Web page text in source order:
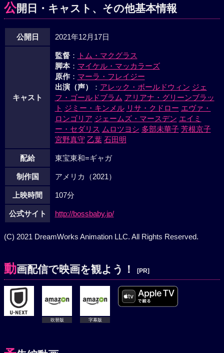
公開日・キャスト、その他基本情報
公開日 2021年12月17日
キャスト
監督：
トム・マクグラス
脚本： マイケル・マッカラーズ
原作： マーラ・フレイジー
出演（声）
： アレック・ボールドウィン ジェ
フ・ゴールドブラム アリアナ・グリーンブラッ
ト ジミー・キンメル リサ・クドロー エヴァ・
ロンゴリア ジェームズ・マースデン エイミ
ー・セダリス ムロツヨシ 多部未華子 芳根京子
宮野真守 乙葉 石田明
配給 東宝東和=ギャガ
制作国 アメリカ（2021）
上映時間 107分
公式サイト http://bossbaby.jp/
(C) 2021 DreamWorks Animation LLC. All Rights Reserved.
動画配信で映画を観よう！ [PR]
吹替版 字幕版